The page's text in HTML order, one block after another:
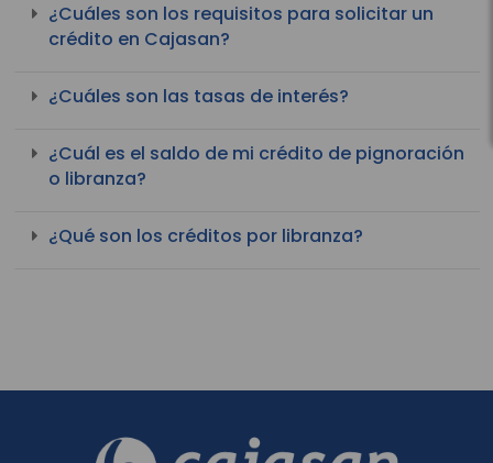
¿Cuáles son los requisitos para solicitar un
crédito en Cajasan?
¿Cuáles son las tasas de interés?
¿Cuál es el saldo de mi crédito de pignoración
o libranza?
¿Qué son los créditos por libranza?